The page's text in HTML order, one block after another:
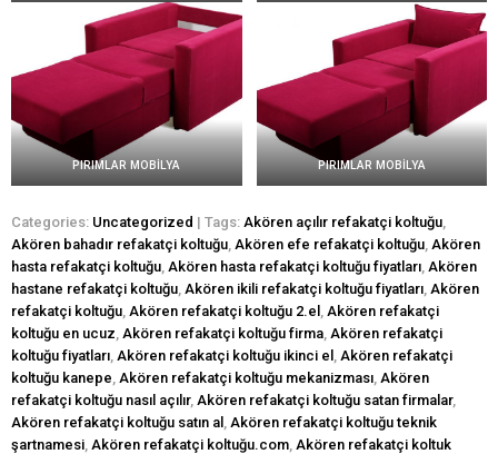
PIRIMLAR MOBİLYA PIRIMLAR MOBİLYA
Categories: Uncategorized | Tags: Akören açılır refakatçi koltuğu
Akören bahadır refakatçi koltuğu Akören efe refakatçi koltuğu Akören
hasta refakatçi koltuğu Akören hasta refakatçi koltuğu fiyatları Akören
hastane refakatçi koltuğu Akören ikili refakatçi koltuğu fiyatları Akören
refakatçi koltuğu Akören refakatçi koltuğu 2.el
Akören refakatçi
koltuğu en ucuz Akören refakatçi koltuğu firma Akören refakatçi
koltuğu fiyatları Akören refakatçi koltuğu ikinci el
Akören refakatçi
koltuğu kanepe Akören refakatçi koltuğu mekanizması Akören
refakatçi koltuğu nasıl açılır, Akören refakatçi koltuğu satan firmalar,
Akören refakatçi koltuğu satın al
Akören refakatçi koltuğu teknik
şartnamesi Akören refakatçi koltuğu.com Akören refakatçi koltuk